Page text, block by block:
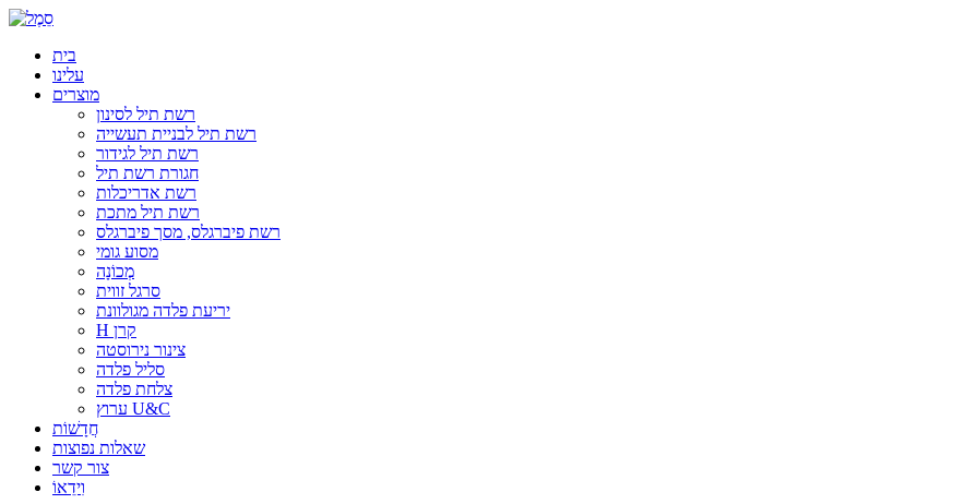
בית
עלינו
מוצרים
רשת תיל לסינון
רשת תיל לבניית תעשייה
רשת תיל לגידור
חגורת רשת תיל
רשת אדריכלות
רשת תיל מתכת
רשת פיברגלס, מסך פיברגלס
מסוע גומי
מְכוֹנָה
סרגל זווית
יריעת פלדה מגולוונת
H קרן
צינור נירוסטה
סליל פלדה
צלחת פלדה
ערוץ U&C
חֲדָשׁוֹת
שאלות נפוצות
צור קשר
וִידֵאוֹ